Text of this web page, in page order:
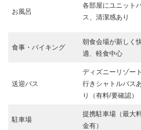
お風呂
各部屋にユニット
ス、清潔感あり
食事・バイキング
朝食会場が新しく
適、軽食中心
送迎バス
ディズニーリゾート
行きシャトルバス
り（有料/要確認）
駐車場
提携駐車場（最大
金有）